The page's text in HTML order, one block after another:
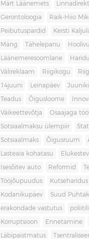
Märt Läänemets
Gerontoloogia Raik-Hiio
Peibutuspardid Kersti
Mäng Tähelepanu
Läänemeresoomlane
Välireklaam Riigikogu
14juuni Leinapäev
Teadus Õigusloome
Väikeettevõtja Osaajaga
Sotsiaalmaksu ülempiir
Sotsiaalmaks Õigusruum
Lasteaia kohatasu
Isesõitev auto Reformid
Tööjõupuudus Kutseharidus
Kodanikupäev Suud
erakondade vastutus
Korruptsioon Ennetamine
Läbipaistmatus